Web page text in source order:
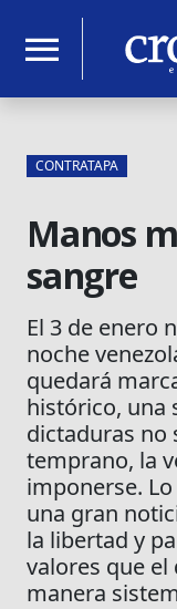
menu
CONTRATAPA
Manos
sangre
El 3 de enero
noche
quedará
histórico, una
dictaduras no
temprano, la
imponerse.
una gran
la libertad y
valores que
manera